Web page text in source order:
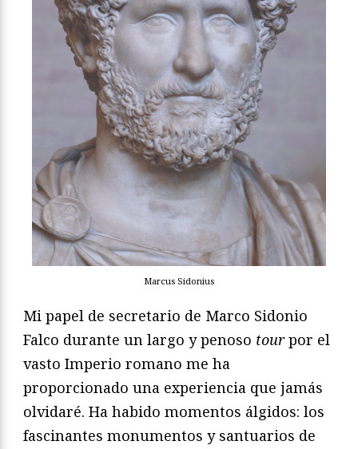
Marcus Sidonius
Mi papel de secretario de Marco Sidonio
Falco durante un largo y penoso tourpor el
vasto Imperio romano me ha
proporcionado una experiencia que jamás
olvidaré. Ha habido momentos álgidos: los
fascinantes monumentos y santuarios de